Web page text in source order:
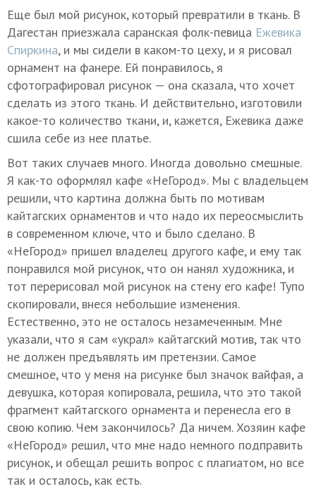
Еще был мой рисунок, который превратили в ткань. В
Дагестан приезжала саранская фолк-певица Ежевика
Спиркина, и мы сидели в каком-то цеху, и я рисовал
орнамент на фанере. Ей понравилось, я
сфотографировал рисунок — она сказала, что хочет
сделать из этого ткань. И действительно, изготовили
какое-то количество ткани, и, кажется, Ежевика даже
сшила себе из нее платье.
Вот таких случаев много. Иногда довольно смешные.
Я как-то оформлял кафе «НеГород». Мы с владельцем
решили, что картина должна быть по мотивам
кайтагских орнаментов и что надо их переосмыслить
в современном ключе, что и было сделано. В
«НеГород» пришел владелец другого кафе, и ему так
понравился мой рисунок, что он нанял художника, и
тот перерисовал мой рисунок на стену его кафе! Тупо
скопировали, внеся небольшие изменения.
Естественно, это не осталось незамеченным. Мне
указали, что я сам «украл» кайтагский мотив, так что
не должен предъявлять им претензии. Самое
смешное, что у меня на рисунке был значок вайфая, а
девушка, которая копировала, решила, что это такой
фрагмент кайтагского орнамента и перенесла его в
свою копию. Чем закончилось? Да ничем. Хозяин кафе
«НеГород» решил, что мне надо немного подправить
рисунок, и обещал решить вопрос с плагиатом, но все
так и осталось, как есть.